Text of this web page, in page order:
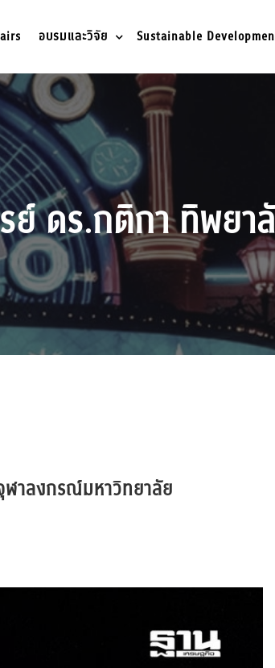
อบรมและวิจัย Sustainable
ย์ ดร.กติกา ทิพยา
ฬาลงกรณ์มหาวิทยาลัย